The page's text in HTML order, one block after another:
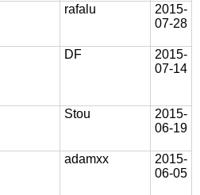
rafalu
2015-
07-28
DF
2015-
07-14
Stou
2015-
06-19
adamxx
2015-
06-05